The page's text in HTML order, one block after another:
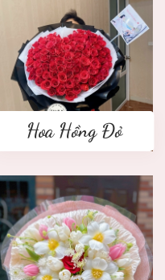
Hoa Hồng Đỏ